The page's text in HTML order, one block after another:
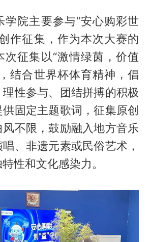
学院主要参与“安心购彩世
作征集，作为本次大赛的
次征集以“激情绿茵，价值
结合世界杯体育精神，倡
性参与、团结拼搏的积极
固定主题歌词，征集原创
不限，鼓励融入地方音乐
、非遗元素或民俗艺术，
性和文化感染力。